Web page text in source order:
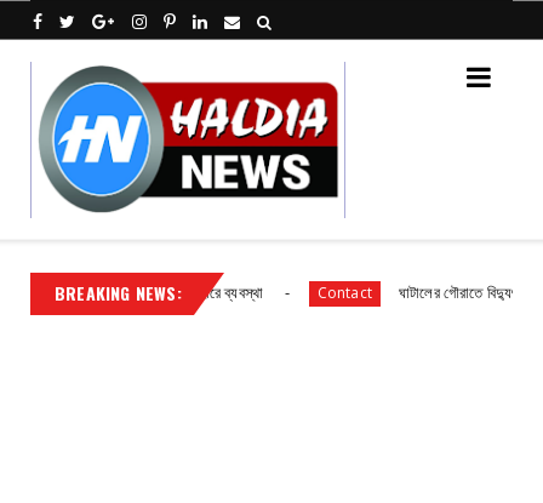
BREAKING NEWS:
বিদ্যালয় ছাত্র ছাত্রীদের আহারে ব্যবস্থা Contact ঘাটালের গৌরাতে বিদ্যুৎ গ্রাহকদের